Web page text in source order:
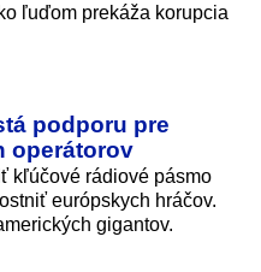
ľuďom prekáža korupcia
podporu pre
operátorov
kľúčové rádiové pásmo
európskych hráčov.
gigantov.